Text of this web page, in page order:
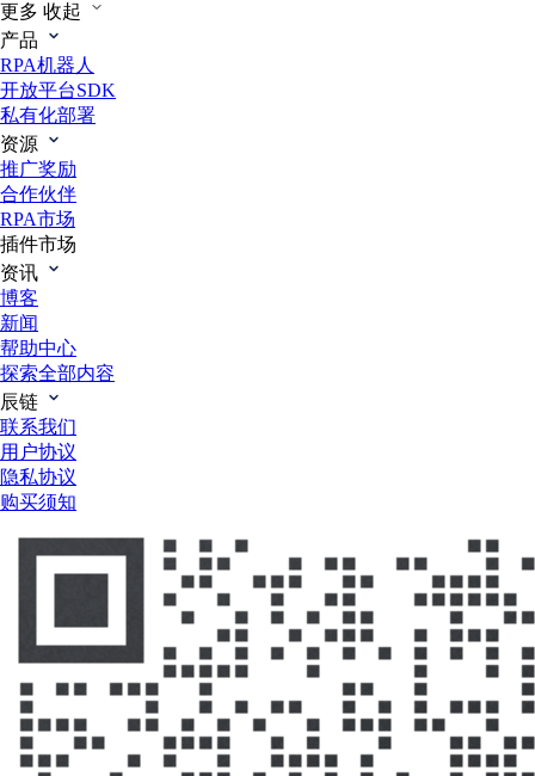
更多 收起
产品
RPA机器人
开放平台SDK
私有化部署
资源
推广奖励
合作伙伴
RPA市场
插件市场
资讯
博客
新闻
帮助中心
探索全部内容
辰链
联系我们
用户协议
隐私协议
购买须知